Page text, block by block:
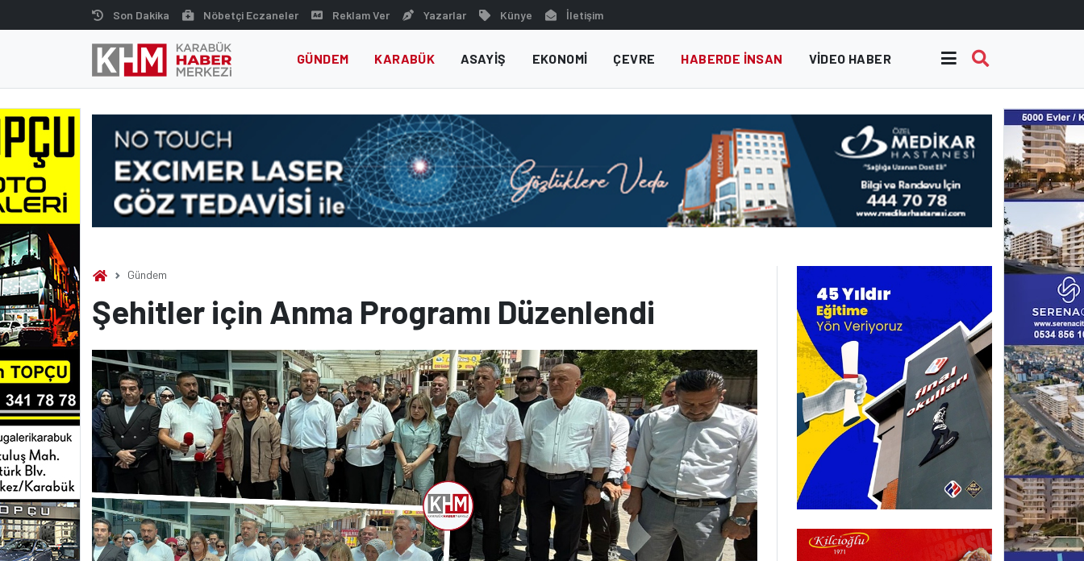
to
Son Dakika Nöbetçi Eczaneler Reklam Ver Yazarlar Künye İletişim
GÜNDEM KARABÜK ASAYIŞ EKONOMI ÇEVRE HABERDE INSAN VIDEO HABER
Gündem
Şehitler için Anma Programı Düzenlendi